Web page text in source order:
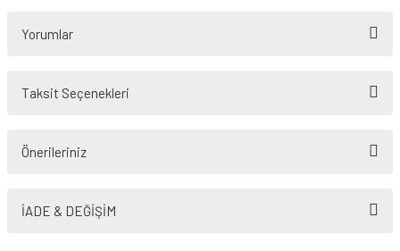
Yorumlar
Taksit Seçenekleri
Önerileriniz
yetersiz gördüğünüz noktaları öneri formunu kullanarak tarafımıza
İADE & DEĞİŞİM